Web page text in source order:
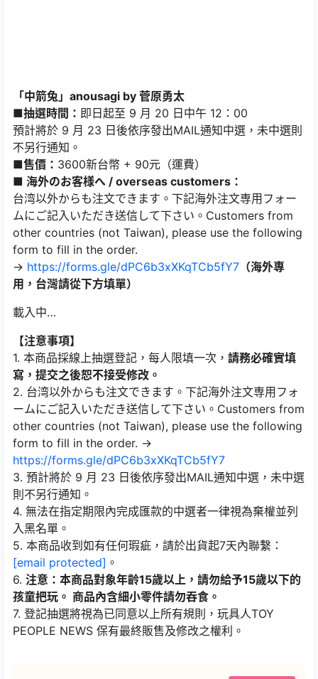
「中箭兔」anousagi by 菅原勇太
■抽選時間： 即日起至 9 月 20 日中午 12：00
預計將於 9 月 23 日後依序發出MAIL通知中選，未中選則
不另行通知。
■售價： 3600新台幣 + 90元（運費）
■ 海外のお客様へ / overseas customers：
台湾以外からも注文できます。下記海外注文専用フォー
ムにご記入いただき送信して下さい。Customers from
other countries (not Taiwan), please use the following
form to fill in the order.
→ https://forms.gle/dPC6b3xXKqTCb5fY7 （海外專
用，台灣請從下方填單）
載入中…
【注意事項】
1. 本商品採線上抽選登記，每人限填一次， 請務必確實填
寫，提交之後恕不接受修改。
2. 台湾以外からも注文できます。下記海外注文専用フォ
ームにご記入いただき送信して下さい。Customers from
other countries (not Taiwan), please use the following
form to fill in the order. →
https://forms.gle/dPC6b3xXKqTCb5fY7
3. 預計將於 9 月 23 日後依序發出MAIL通知中選，未中選
則不另行通知。
4. 無法在指定期限內完成匯款的中選者一律視為棄權並列
入黑名單。
5. 本商品收到如有任何瑕疵，請於出貨起7天內聯繫：
[email protected] 。
6. 注意：本商品對象年齡15歲以上，請勿給予15歲以下的
孩童把玩。 商品內含細小零件請勿吞食。
7. 登記抽選將視為已同意以上所有規則，玩具人TOY
PEOPLE NEWS 保有最終販售及修改之權利。